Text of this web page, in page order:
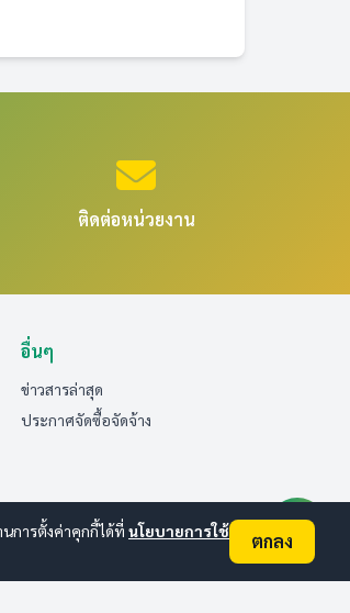
ติดต่อหน่วยงาน
อื่นๆ
ข่าวสารล่าสุด
ประกาศจัดซื้อจัดจ้าง
การตั้งค่าคุกกี้ได้ที่ นโยบายการใช้
ตกลง